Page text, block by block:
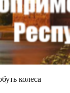
колеса